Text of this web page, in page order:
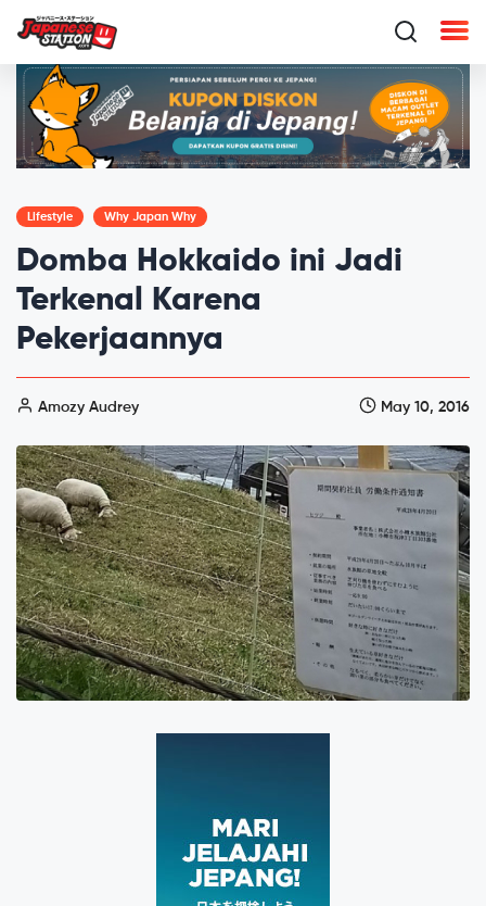
Lifestyle Why Japan Why
Domba Hokkaido ini Jadi
Terkenal Karena
Pekerjaannya
Amozy Audrey May 10, 2016